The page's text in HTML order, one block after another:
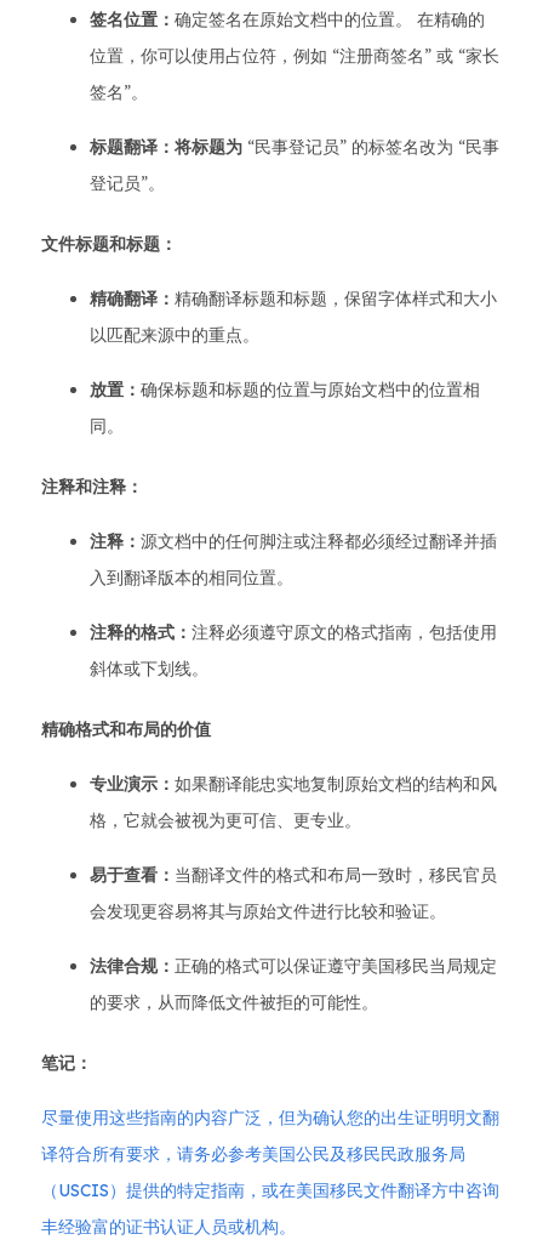
签名位置： 确定签名在原始文档中的位置。 在精确的
位置，你可以使用占位符，例如 “注册商签名” 或 “家长
签名”。
标题翻译：将标题为 “民事登记员” 的标签名改为 “民事
登记员”。
文件标题和标题：
精确翻译： 精确翻译标题和标题，保留字体样式和大小
以匹配来源中的重点。
放置： 确保标题和标题的位置与原始文档中的位置相
同。
注释和注释：
注释： 源文档中的任何脚注或注释都必须经过翻译并插
入到翻译版本的相同位置。
注释的格式： 注释必须遵守原文的格式指南，包括使用
斜体或下划线。
精确格式和布局的价值
专业演示： 如果翻译能忠实地复制原始文档的结构和风
格，它就会被视为更可信、更专业。
易于查看： 当翻译文件的格式和布局一致时，移民官员
会发现更容易将其与原始文件进行比较和验证。
法律合规： 正确的格式可以保证遵守美国移民当局规定
的要求，从而降低文件被拒的可能性。
笔记：
尽量使用这些指南的内容广泛，但为确认您的出生证明明文翻
译符合所有要求，请务必参考美国公民及移民民政服务局
（USCIS）提供的特定指南，或在美国移民文件翻译方中咨询
丰经验富的证书认证人员或机构。